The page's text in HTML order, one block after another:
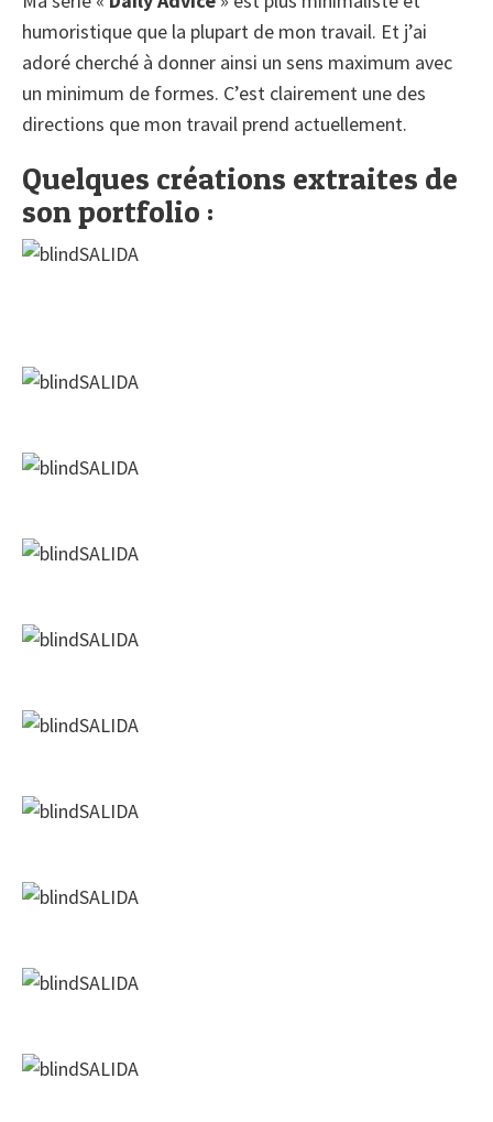
humoristique que la plupart de mon travail. Et j’ai
adoré cherché à donner ainsi un sens maximum avec
un minimum de formes. C’est clairement une des
directions que mon travail prend actuellement.
Quelques créations extraites de
son portfolio :